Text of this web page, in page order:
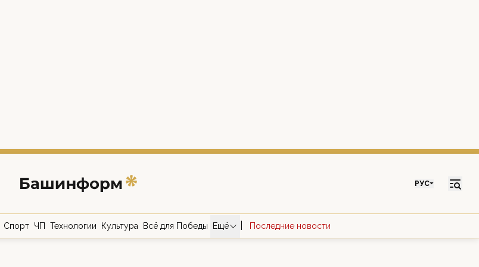
РУС
Спорт ЧП Технологии Культура Всё для Победы Ещё Последние новости